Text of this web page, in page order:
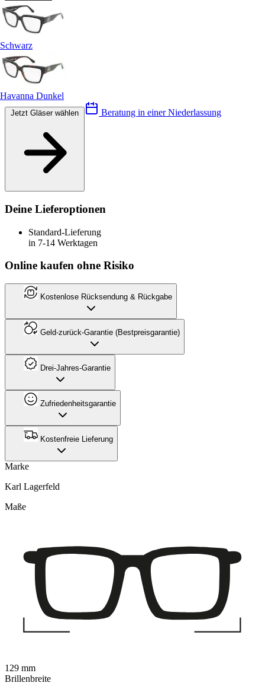
Schwarz
Havanna Dunkel
Beratung in einer Niederlassung
Deine Lieferoptionen
Standard-Lieferung
in 7-14 Werktagen
Online kaufen ohne Risiko
Kostenlose Rücksendung & Rückgabe
Geld-zurück-Garantie (Bestpreisgarantie)
Drei-Jahres-Garantie
Zufriedenheitsgarantie
Kostenfreie Lieferung
Marke
Karl Lagerfeld
Maße
129 mm
Brillenbreite